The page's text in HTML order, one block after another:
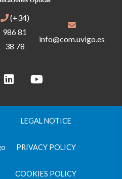
(+34)
986 81
38 78
info@com.uvigo.es
LEGAL NOTICE
PRIVACY POLICY
COOKIES POLICY